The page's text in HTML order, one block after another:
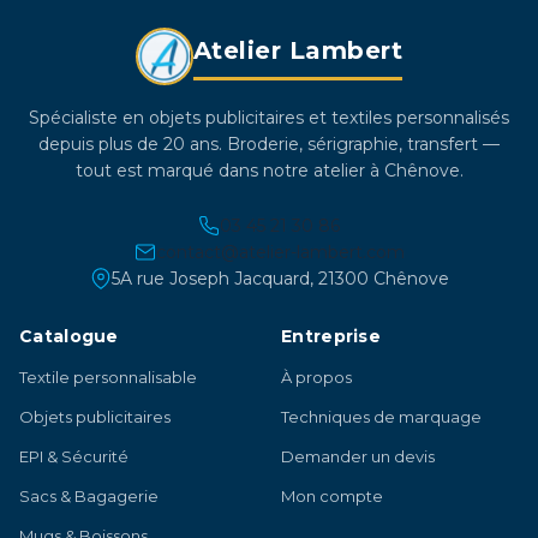
produit
Atelier Lambert
Spécialiste en objets publicitaires et textiles personnalisés
depuis plus de 20 ans. Broderie, sérigraphie, transfert —
tout est marqué dans notre atelier à Chênove.
03 45 21 30 86
contact@atelier-lambert.com
5A rue Joseph Jacquard, 21300 Chênove
Catalogue
Textile personnalisable
Objets publicitaires
EPI & Sécurité
Sacs & Bagagerie
Entreprise
À propos
Techniques de marquage
Demander un devis
Mon compte